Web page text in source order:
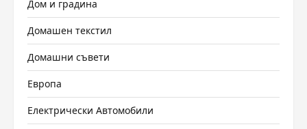
Дом и градина
Домашен текстил
Домашни съвети
Европа
Електрически Автомобили